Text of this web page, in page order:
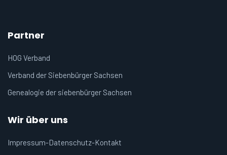
Partner
HOG Verband
Verband der Siebenbürger Sachsen
Genealogie der siebenbürger Sachsen
Wir über uns
Impressum-Datenschutz-Kontakt